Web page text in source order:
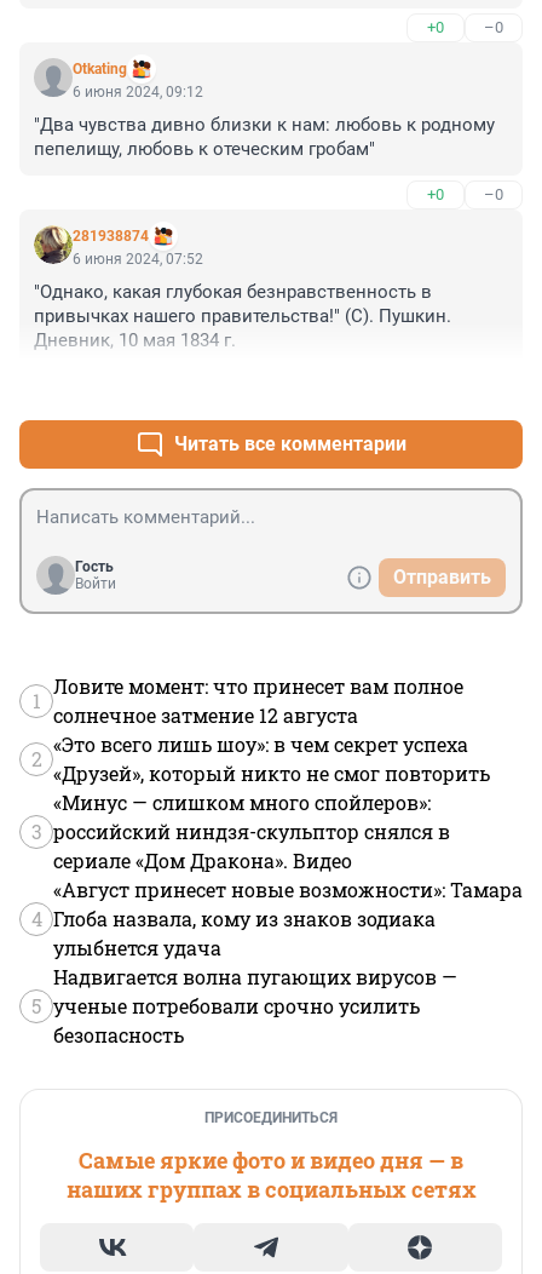
+0 –0
Otkating
6 июня 2024, 09:12
"Два чувства дивно близки к нам: любовь к родному
пепелищу, любовь к отеческим гробам"
+0 –0
281938874
6 июня 2024, 07:52
"Однако, какая глубокая безнравственность в
привычках нашего правительства!" (С). Пушкин.
Дневник, 10 мая 1834 г.
Читать все комментарии
Гость
Войти
Отправить
1
Ловите момент: что принесет вам полное
солнечное затмение 12 августа
2
«Это всего лишь шоу»: в чем секрет успеха
«Друзей», который никто не смог повторить
3
«Минус — слишком много спойлеров»:
российский ниндзя-скульптор снялся в
сериале «Дом Дракона». Видео
4
«Август принесет новые возможности»: Тамара
Глоба назвала, кому из знаков зодиака
улыбнется удача
5
Надвигается волна пугающих вирусов —
ученые потребовали срочно усилить
безопасность
ПРИСОЕДИНИТЬСЯ
Самые яркие фото и видео дня — в
наших группах в социальных сетях